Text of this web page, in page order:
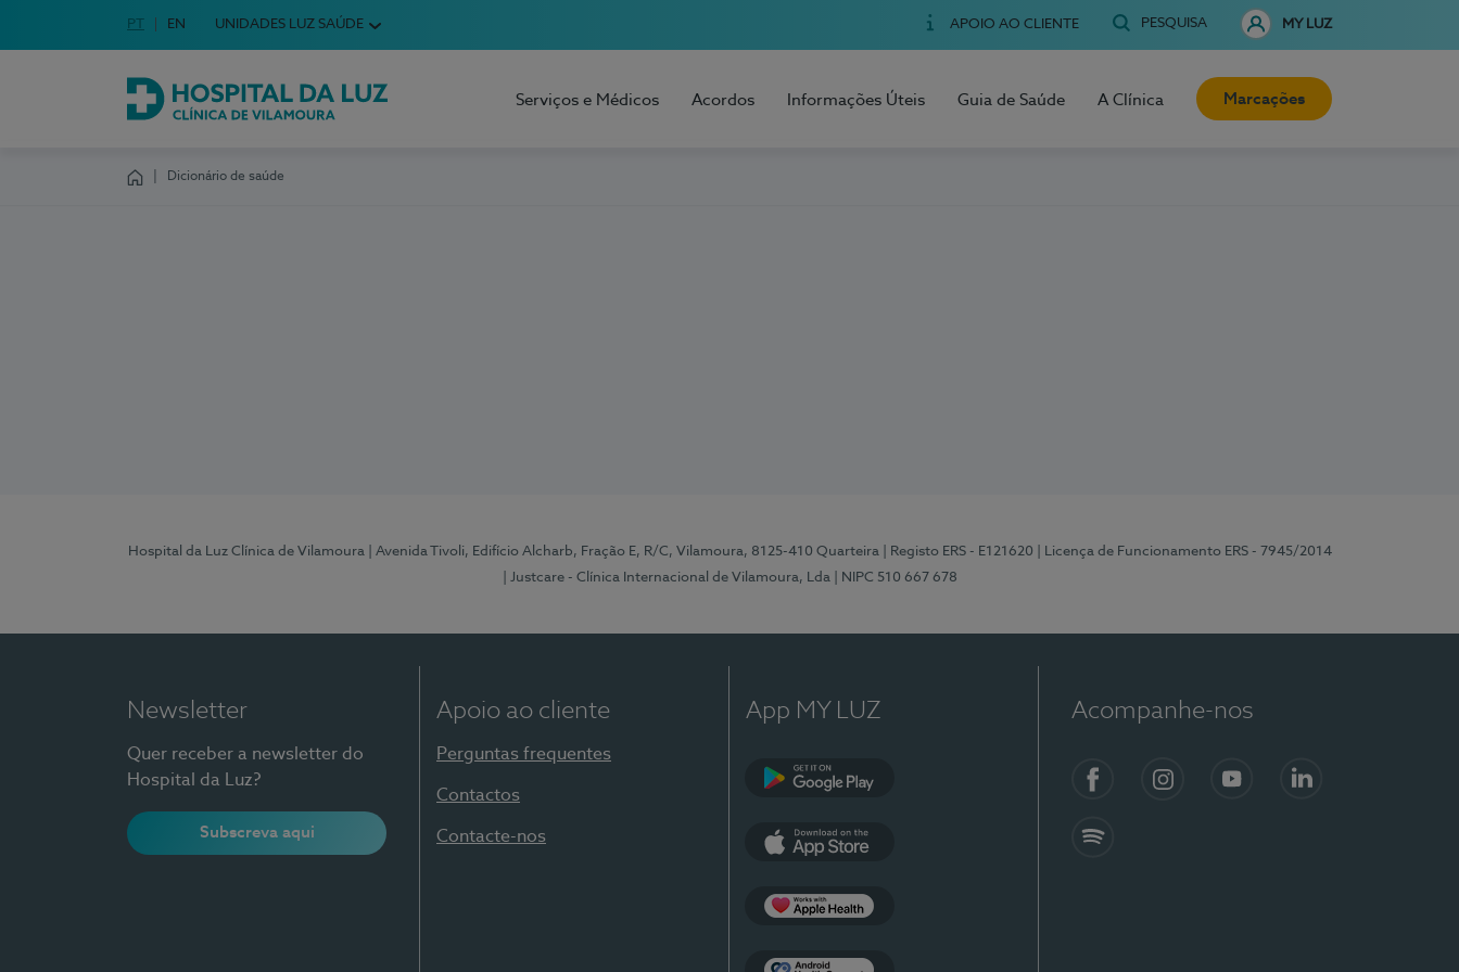
Escolha o seu idioma
Idioma em Português
PT English Language
EN UNIDADES LUZ SAÚDE APOIO AO CLIENTE PESQUISA MY LUZ
Hospital da Luz Clínica de Vilamoura
Serviços e Médicos Acordos Informações Úteis Guia de Saúde A Clínica Marcações
Dicionário de saúde
Hospital da Luz Clínica de Vilamoura | Avenida Tivoli, Edifício Alcharb, Fração E, R/C, Vilamoura, 8125-410 Quarteira | Registo ERS - E121620
| Licença de Funcionamento ERS - 7945/2014
| Justcare - Clínica Internacional de Vilamoura, Lda
| NIPC 510 667 678
Newsletter
Quer receber a newsletter do
Hospital da Luz?
Subscreva aqui
Apoio ao cliente
Perguntas frequentes
Contactos
Contacte-nos
App MY LUZ Acompanhe-nos